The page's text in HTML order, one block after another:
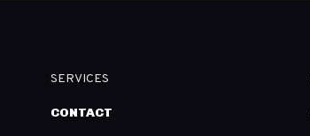
SERVICES
CONTACT